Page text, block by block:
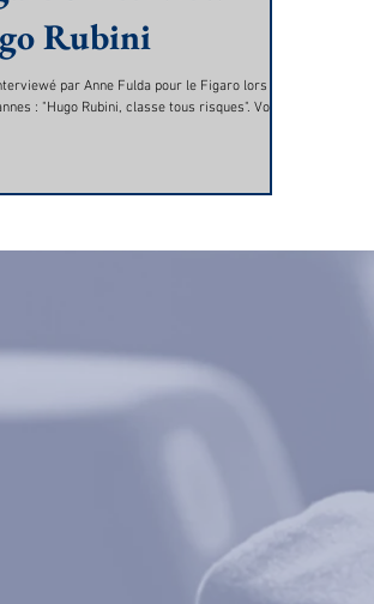
Rubini
par Anne Fulda pour le Figaro lors du
: "Hugo Rubini, classe tous risques". Vous